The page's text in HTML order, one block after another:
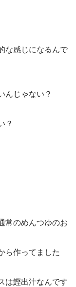
な感じになるんで
んじゃない？
？
常のめんつゆのお
ら作ってました
は鰹出汁なんです